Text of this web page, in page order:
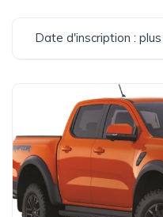
Date d'inscription :